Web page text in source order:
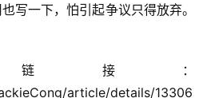
写一下，怕引起争议只得放弃。
接：
article/details/13306